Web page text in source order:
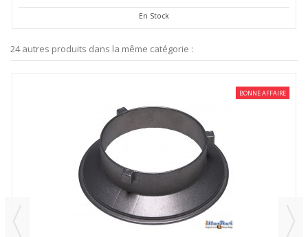
En Stock
24 autres produits dans la même catégorie :
BONNE AFFAIRE